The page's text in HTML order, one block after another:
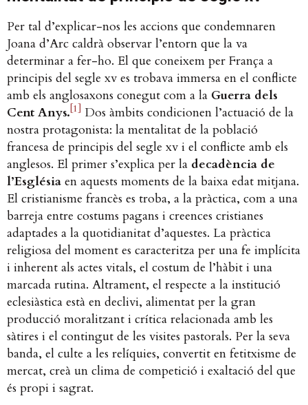
Per tal d’explicar-nos les accions que condemnaren
Joana d’Arc caldrà observar l’entorn que la va
determinar a fer-ho. El que coneixem per França a
principis del segle xv es trobava immersa en el conflicte
amb els anglosaxons conegut com a la Guerra dels
Cent Anys. [1]
Dos àmbits condicionen l’actuació de la
nostra protagonista: la mentalitat de la població
francesa de principis del segle xv i el conflicte amb els
anglesos. El primer s’explica per la decadència de
l’Església en aquests moments de la baixa edat mitjana.
El cristianisme francès es troba, a la pràctica, com a una
barreja entre costums pagans i creences cristianes
adaptades a la quotidianitat d’aquestes. La pràctica
religiosa del moment es caracteritza per una fe implícita
i inherent als actes vitals, el costum de l’hàbit i una
marcada rutina. Altrament, el respecte a la institució
eclesiàstica està en declivi, alimentat per la gran
producció moralitzant i crítica relacionada amb les
sàtires i el contingut de les visites pastorals. Per la seva
banda, el culte a les relíquies, convertit en fetitxisme de
mercat, creà un clima de competició i exaltació del que
és propi i sagrat.